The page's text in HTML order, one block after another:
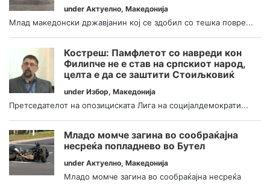
under Актуелно, Македонија
Млад македонски државјанин кој се здобил со тешка повре...
Костреш: Памфлетот со навреди кон
Филипче не е став на српскиот народ,
целта е да се заштити Стоиљковиќ
under Избор, Македонија
Претседателот на опозициската Лига на социјалдемократи...
Младо момче загина во сообраќајна
несреќа попладнево во Бутел
under Актуелно, Македонија
Младо момче загина во сообраќајна несреќа